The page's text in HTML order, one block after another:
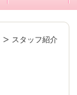
スタッフ紹介